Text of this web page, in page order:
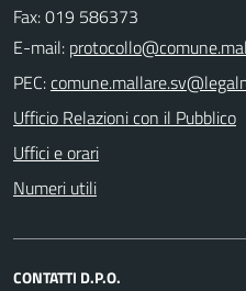
Fax: 019 586373
E-mail:
PEC:
Ufficio Relazioni con il Pubblico
Uffici e orari
Numeri utili
CONTATTI D.P.O.